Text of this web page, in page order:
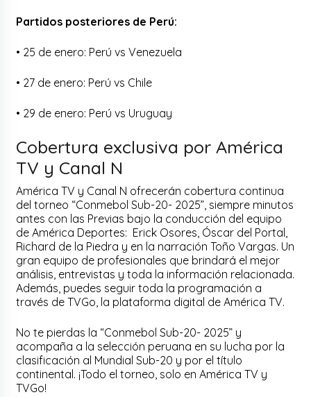
Partidos posteriores de Perú:
• 25 de enero: Perú vs Venezuela
• 27 de enero: Perú vs Chile
• 29 de enero: Perú vs Uruguay
Cobertura exclusiva por América
TV y Canal N
América TV y Canal N ofrecerán cobertura continua
del torneo “Conmebol Sub-20- 2025”, siempre minutos
antes con las Previas bajo la conducción del equipo
de América Deportes: Erick Osores, Óscar del Portal,
Richard de la Piedra y en la narración Toño Vargas. Un
gran equipo de profesionales que brindará el mejor
análisis, entrevistas y toda la información relacionada.
Además, puedes seguir toda la programación a
través de TVGo, la plataforma digital de América TV.
No te pierdas la “Conmebol Sub-20- 2025” y
acompaña a la selección peruana en su lucha por la
clasificación al Mundial Sub-20 y por el título
continental. ¡Todo el torneo, solo en América TV y
TVGo!